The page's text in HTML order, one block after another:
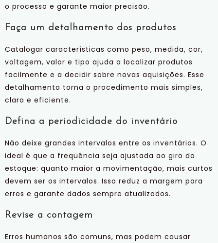
o processo e garante maior precisão.
Faça um detalhamento dos produtos
Catalogar características como peso, medida, cor,
voltagem, valor e tipo ajuda a localizar produtos
facilmente e a decidir sobre novas aquisições. Esse
detalhamento torna o procedimento mais simples,
claro e eficiente.
Defina a periodicidade do inventário
Não deixe grandes intervalos entre os inventários. O
ideal é que a frequência seja ajustada ao giro do
estoque: quanto maior a movimentação, mais curtos
devem ser os intervalos. Isso reduz a margem para
erros e garante dados sempre atualizados.
Revise a contagem
Erros humanos são comuns, mas podem causar